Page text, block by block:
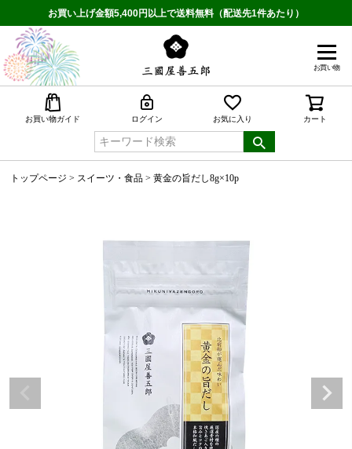
お買い上げ金額5,400円以上で送料無料（配送先1件あたり）
お買い物
お買い物ガイド ログイン お気に入り カート
トップページ スイーツ・食品 黄金の旨だし8g×10p